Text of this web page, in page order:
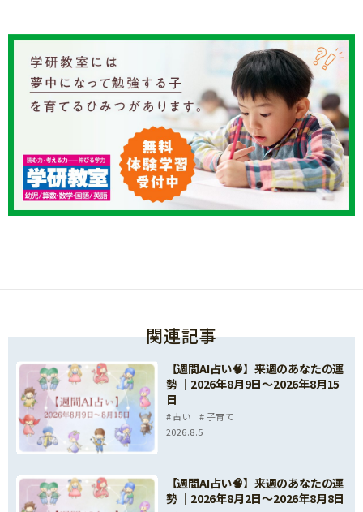
関連記事
【週間AI占い🧠】来週のあなたの運
勢 ｜2026年8月9日〜2026年8月15
日
占い
子育て
2026.8.5
【週間AI占い🧠】来週のあなたの運
勢 ｜2026年8月2日〜2026年8月8日